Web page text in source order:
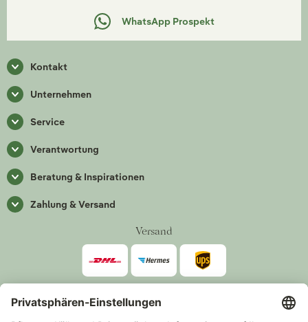
WhatsApp Prospekt
Kontakt
Unternehmen
Service
Verantwortung
Beratung & Inspirationen
Zahlung & Versand
Versand
Zahlarten